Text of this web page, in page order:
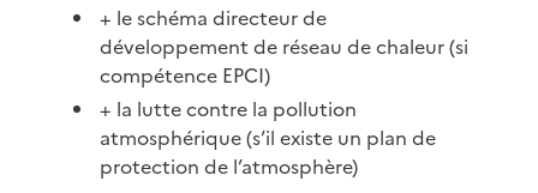
+ le schéma directeur de
développement de réseau de chaleur (si
compétence EPCI)
+ la lutte contre la pollution
atmosphérique (s’il existe un plan de
protection de l’atmosphère)